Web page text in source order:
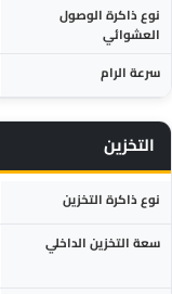
نوع ذاكرة الوصول
العشوائي
سرعة الرام
التخزين
المواصفةالتفاصيل
نوع ذاكرة التخزين
سعة التخزين الداخلي